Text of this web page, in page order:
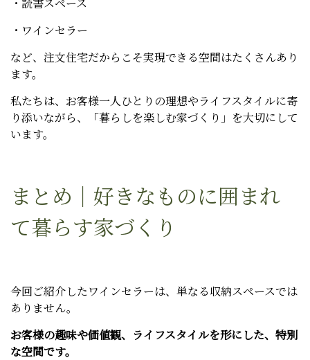
・ワインセラー
など、注文住宅だからこそ実現できる空間はたくさんあり
ます。
私たちは、お客様一人ひとりの理想やライフスタイルに寄
り添いながら、「暮らしを楽しむ家づくり」を大切にして
います。
まとめ｜好きなものに囲まれ
て暮らす家づくり
今回ご紹介したワインセラーは、単なる収納スペースでは
ありません。
お客様の趣味や価値観、ライフスタイルを形にした、特別
な空間です。